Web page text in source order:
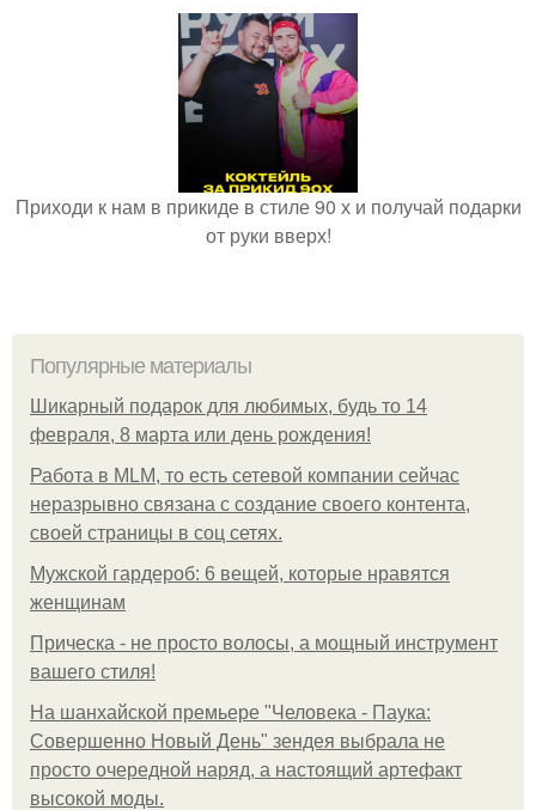
Приходи к нам в прикиде в стиле 90 х и получай подарки
от руки вверх!
Популярные материалы
Шикарный подарок для любимых, будь то 14
февраля, 8 марта или день рождения!
Работа в MLM, то есть сетевой компании сейчас
неразрывно связана с создание своего контента,
своей страницы в соц сетях.
Мужской гардероб: 6 вещей, которые нравятся
женщинам
Прическа - не просто волосы, а мощный инструмент
вашего стиля!
На шанхайской премьере "Человека - Паука:
Совершенно Новый День" зендея выбрала не
просто очередной наряд, а настоящий артефакт
высокой моды.